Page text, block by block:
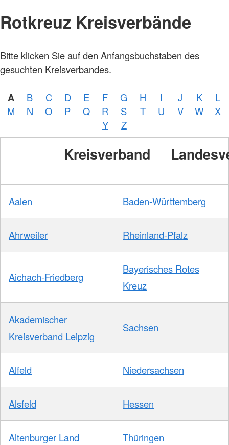
Rotkreuz Kreisverbände
Bitte klicken Sie auf den Anfangsbuchstaben des
gesuchten Kreisverbandes.
A B C D E F G H I J K
L
M
N O P Q R S T U V W
X
Y
Z
Kreisverband
Aalen Baden-Württemberg
Ahrweiler Rheinland-Pfalz
Aichach-Friedberg
Bayerisches Rotes
Kreuz
Akademischer
Kreisverband Leipzig
Sachsen
Alfeld Niedersachsen
Alsfeld Hessen
Altenburger Land Thüringen